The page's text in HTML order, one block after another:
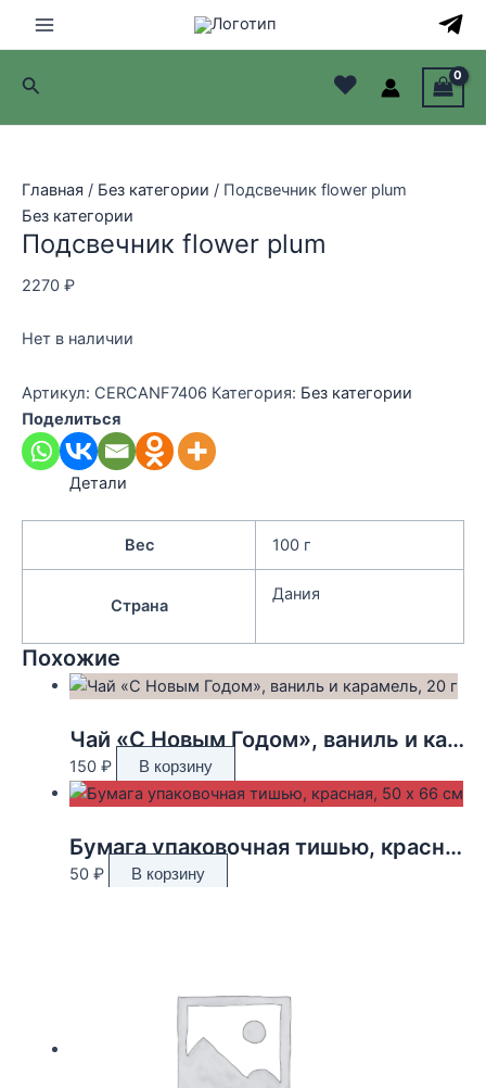
Main
Menu
Поиск ♥
Главная / Без категории / Подсвечник flower plum
Без категории
Подсвечник flower plum
2270 ₽
Нет в наличии
Артикул: CERCANF7406 Категория: Без категории
Поделиться
Детали
Вес 100 г
Страна
Дания
Похожие
Чай «С Новым Годом», ваниль и карамель, 20 г
150 ₽ В корзину
Бумага упаковочная тишью, красная, 50 х 66 см
50 ₽ В корзину